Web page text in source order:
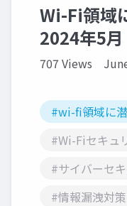
Wi-Fi領域
2024年5月
707 Views
#wi-fi領域に
#Wi-Fiセキュ
#サイバーセ
#情報漏洩対策